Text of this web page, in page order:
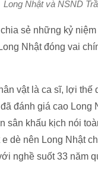
Long Nhật và NSND
sẻ những kỷ
Nhật đóng vai
vật là ca sĩ, lợi thế
đánh giá cao
sân khấu kịch nói
dè nên Long Nhật
nghề suốt 33 năm